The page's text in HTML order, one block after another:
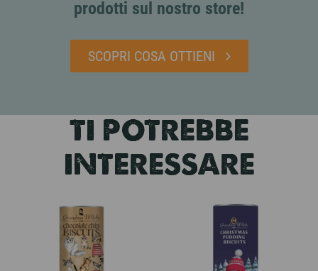
prodotti sul nostro store!
SCOPRI COSA OTTIENI
TI POTREBBE
INTERESSARE